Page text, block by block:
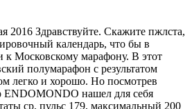
2016 Здравствуйте. Скажите пжлста,
календарь, что бы в
Московскому марафону. В этот
полумарафон с результатом
легко и хорошо. Но посмотрев
ENDOMONDO нашел для себя
ср. пульс 179, максимальный 200